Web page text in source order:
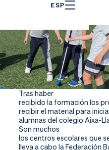
ESP
Tras haber
recibido la formación los
recibir el material para
alumnas del colegio Aixa-
Son muchos
los centros escolares que
lleva a cabo la Federación